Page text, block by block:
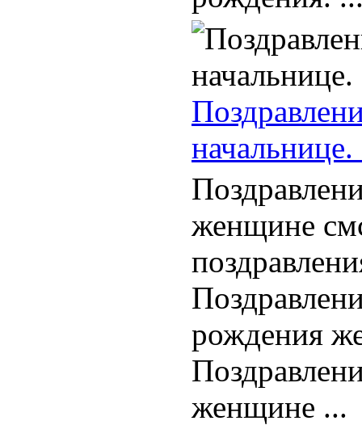
женщине
рождения
женщине ...